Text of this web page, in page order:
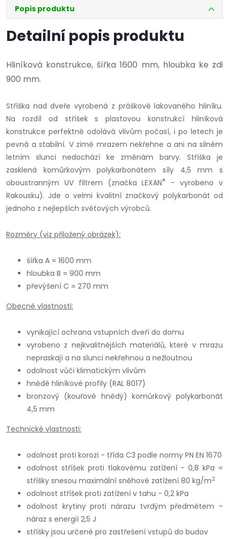
Popis produktu
Detailní popis produktu
Hliníková konstrukce, šířka 1600 mm, hloubka ke zdi
900 mm.
Stříška nad dveře vyrobená z práškově lakovaného hliníku.
Na rozdíl od stříšek s plastovou konstrukcí hliníková
konstrukce perfektně odolává vlivům počasí, i po letech je
pevná a stabilní. V zimě mrazem nekřehne a ani na silném
letním slunci nedochází ke změnám barvy. Stříška je
zasklená komůrkovým polykarbonátem síly 4,5 mm s
oboustranným UV filtrem (značka LEXAN®
- vyrobeno v
Rakousku). Jde o velmi kvalitní značkový polykarbonát od
jednoho z nejlepších světových výrobců.
Rozměry (viz přiložený obrázek):
šířka A = 1600 mm
hloubka B = 900 mm
převýšení C = 270 mm
Obecné vlastnosti:
vynikající ochrana vstupních dveří do domu
vyrobeno z nejkvalitnějších materiálů, které v mrazu
nepraskají a na slunci nekřehnou a nežloutnou
odolnost vůči klimatickým vlivům
hnědé hliníkové profily (RAL 8017)
bronzový (kouřově hnědý) komůrkový polykarbonát
4,5 mm
Technické vlastnosti:
odolnost proti korozi - třída C3 podle normy PN EN 1670
odolnost stříšek proti tlakovému zatížení - 0,8 kPa =
stříšky snesou maximální sněhové zatížení 80 kg/m2
odolnost stříšek proti zatížení v tahu - 0,2 kPa
odolnost krytiny proti nárazu tvrdým předmětem -
náraz s energií 2,5 J
stříšky jsou určené pro zastřešení vstupů do budov